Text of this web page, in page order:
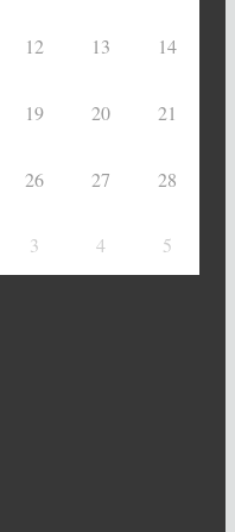
12 13 14
19 20 21
26 27 28
3 4 5